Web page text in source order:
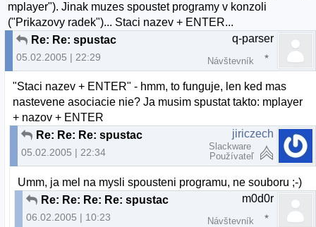
mplayer"). Jinak muzes spoustet programy v konzoli
("Prikazovy radek")... Staci nazev + ENTER...
Re: Re: spustac
05.02.2005 | 22:29
q-parser
Návštevník
"Staci nazev + ENTER" - hmm, to funguje, len ked mas
nastevene asociacie nie? Ja musim spustat takto: mplayer
+ nazov + ENTER
Re: Re: Re: spustac
05.02.2005 | 22:34
jiriczech
Slackware
Používateľ
Umm, ja mel na mysli spousteni programu, ne souboru ;-)
Re: Re: Re: Re: spustac
06.02.2005 | 10:23
m0d0r
Návštevník